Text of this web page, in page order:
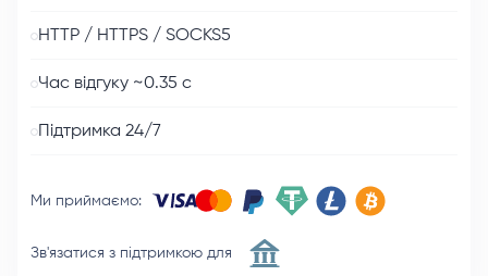
HTTP / HTTPS / SOCKS5
Час відгуку ~0.35 с
Підтримка 24/7
Ми приймаємо:
Зв'язатися з підтримкою для